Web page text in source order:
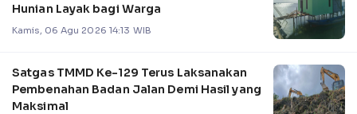
Hunian Layak bagi Warga
Kamis, 06 Agu 2026 14:13 WIB
Satgas TMMD Ke-129 Terus Laksanakan
Pembenahan Badan Jalan Demi Hasil yang
Maksimal